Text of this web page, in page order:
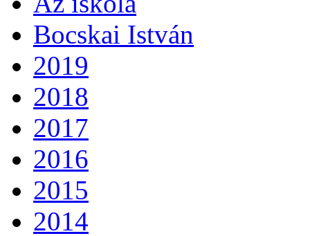
Bocskai István
2019
2018
2017
2016
2015
2014